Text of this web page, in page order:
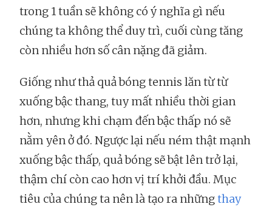
trong 1 tuần sẽ không có ý nghĩa gì nếu
chúng ta không thể duy trì, cuối cùng tăng
còn nhiều hơn số cân nặng đã giảm.
Giống như thả quả bóng tennis lăn từ từ
xuống bậc thang, tuy mất nhiều thời gian
hơn, nhưng khi chạm đến bậc thấp nó sẽ
nằm yên ở đó. Ngược lại nếu ném thật mạnh
xuống bậc thấp, quả bóng sẽ bật lên trở lại,
thậm chí còn cao hơn vị trí khởi đầu. Mục
tiêu của chúng ta nên là tạo ra nhữngthay